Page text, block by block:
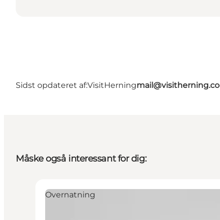
Sidst opdateret af:VisitHerning
Måske også interessant for dig:
Overnatning